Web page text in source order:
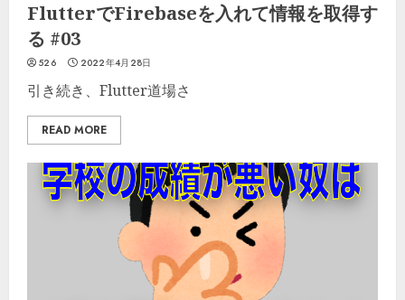
FlutterでFirebaseを入れて情報を取得す
る #03
526 2022年4月28日
引き続き、Flutter道場さ
READ MORE